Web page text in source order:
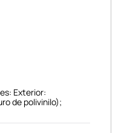
Exterior:
de polivinilo);